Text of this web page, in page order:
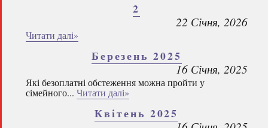
2
22 Січня, 2026
Читати далі»
Березень 2025
16 Січня, 2025
Які безоплатні обстеження можна пройти у
сімейного... Читати далі»
Квітень 2025